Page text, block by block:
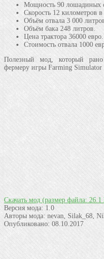
Мощность 90 лошадиных
Скорость 12 километров в
Объём отвала 3 000
Объём бака 248 литров.
Цена трактора 36000 евро.
Стоимость отвала 1000
Полезный мод, который
фермеру игры Farming Simulator
Скачать мод (размер файла:
Версия мода: 1.0
Авторы мода: nevan, Silak_68,
Опубликовано: 08.10.2017